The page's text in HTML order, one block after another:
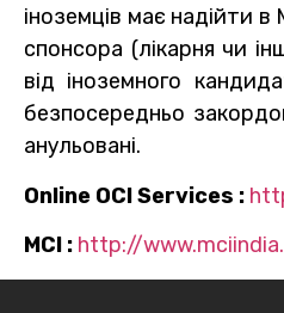
іноземців має надійти в
спонсора (лікарня чи
від іноземного
безпосередньо
анульовані.
Online OCIServices :
MCI : http://